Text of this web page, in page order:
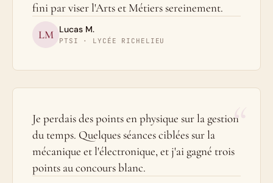
fini par viser l'Arts et Métiers sereinement.
LM Lucas M.
PTSI · LYCÉE RICHELIEU
“
Je perdais des points en physique sur la gestion
du temps. Quelques séances ciblées sur la
mécanique et l'électronique, et j'ai gagné trois
points au concours blanc.